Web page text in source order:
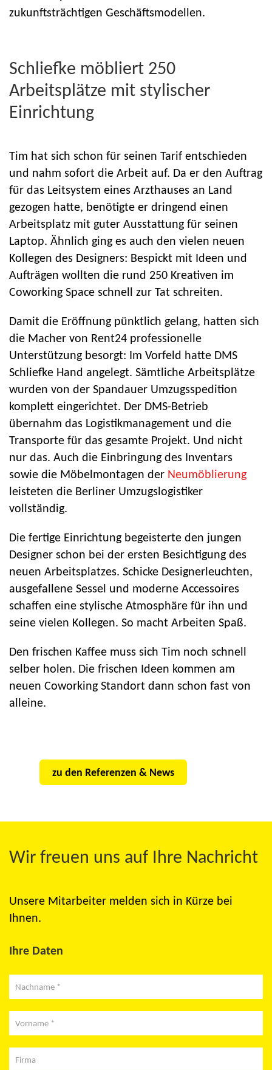
zukunftsträchtigen Geschäftsmodellen.
Schliefke möbliert 250
Arbeitsplätze mit stylischer
Einrichtung
Tim hat sich schon für seinen Tarif entschieden
und nahm sofort die Arbeit auf. Da er den Auftrag
für das Leitsystem eines Arzthauses an Land
gezogen hatte, benötigte er dringend einen
Arbeitsplatz mit guter Ausstattung für seinen
Laptop. Ähnlich ging es auch den vielen neuen
Kollegen des Designers: Bespickt mit Ideen und
Aufträgen wollten die rund 250 Kreativen im
Coworking Space schnell zur Tat schreiten.
Damit die Eröffnung pünktlich gelang, hatten sich
die Macher von Rent24 professionelle
Unterstützung besorgt: Im Vorfeld hatte DMS
Schliefke Hand angelegt. Sämtliche Arbeitsplätze
wurden von der Spandauer Umzugsspedition
komplett eingerichtet. Der DMS-Betrieb
übernahm das Logistikmanagement und die
Transporte für das gesamte Projekt. Und nicht
nur das. Auch die Einbringung des Inventars
sowie die Möbelmontagen der Neumöblierung
leisteten die Berliner Umzugslogistiker
vollständig.
Die fertige Einrichtung begeisterte den jungen
Designer schon bei der ersten Besichtigung des
neuen Arbeitsplatzes. Schicke Designerleuchten,
ausgefallene Sessel und moderne Accessoires
schaffen eine stylische Atmosphäre für ihn und
seine vielen Kollegen. So macht Arbeiten Spaß.
Den frischen Kaffee muss sich Tim noch schnell
selber holen. Die frischen Ideen kommen am
neuen Coworking Standort dann schon fast von
alleine.
zu den Referenzen & News
Wir freuen uns auf Ihre Nachricht
Unsere Mitarbeiter melden sich in Kürze bei
Ihnen.
Ihre Daten